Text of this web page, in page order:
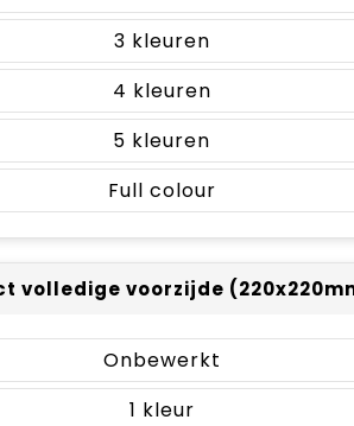
3
4
5
Full colour
volledige voorzijde
Onbewerkt
1